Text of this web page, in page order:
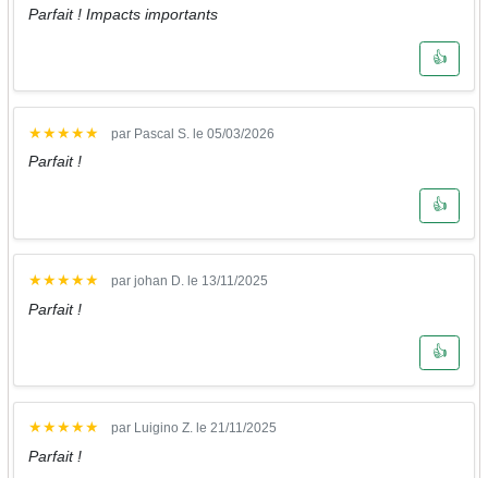
Parfait ! Impacts importants
👍
★★★★★ par Pascal S. le 05/03/2026
Parfait !
👍
★★★★★ par johan D. le 13/11/2025
Parfait !
👍
★★★★★ par Luigino Z. le 21/11/2025
Parfait !